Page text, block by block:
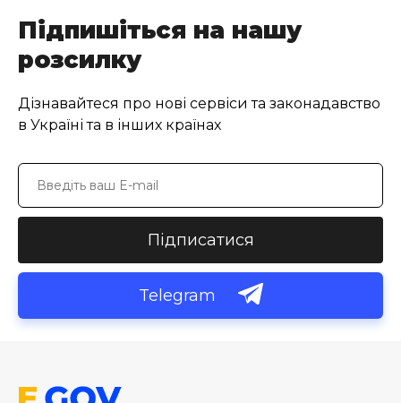
Підпишіться на нашу
розсилку
Дізнавайтеся про нові сервіси та законадавство
в Україні та в інших країнах
Підписатися
Telegram